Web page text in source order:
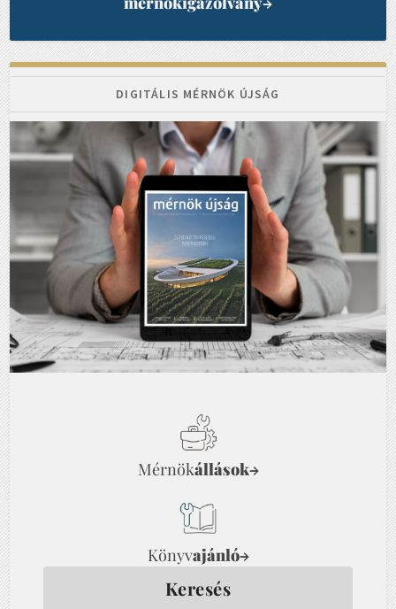
DIGITÁLIS MÉRNÖK ÚJSÁG
Mérnökállások→
Könyvajánló→
Keresés